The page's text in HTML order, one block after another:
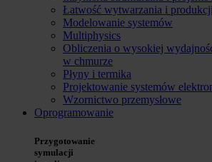
Łatwość wytwarzania i produkcji
Modelowanie systemów
Multiphysics
Obliczenia o wysokiej
w chmurze
Płyny i termika
Projektowanie systemów
Wzornictwo przemysłowe
Oprogramowanie
Przygotowanie
symulacji